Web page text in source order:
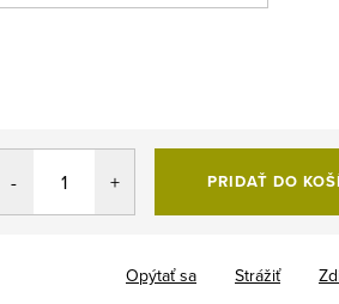
PRIDAŤ DO
Opýtať sa Strážiť